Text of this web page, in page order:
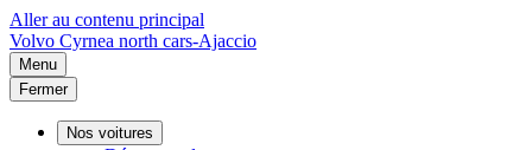
Aller au contenu principal
Volvo Cyrnea north cars-Ajaccio
Menu
Fermer
Nos voitures